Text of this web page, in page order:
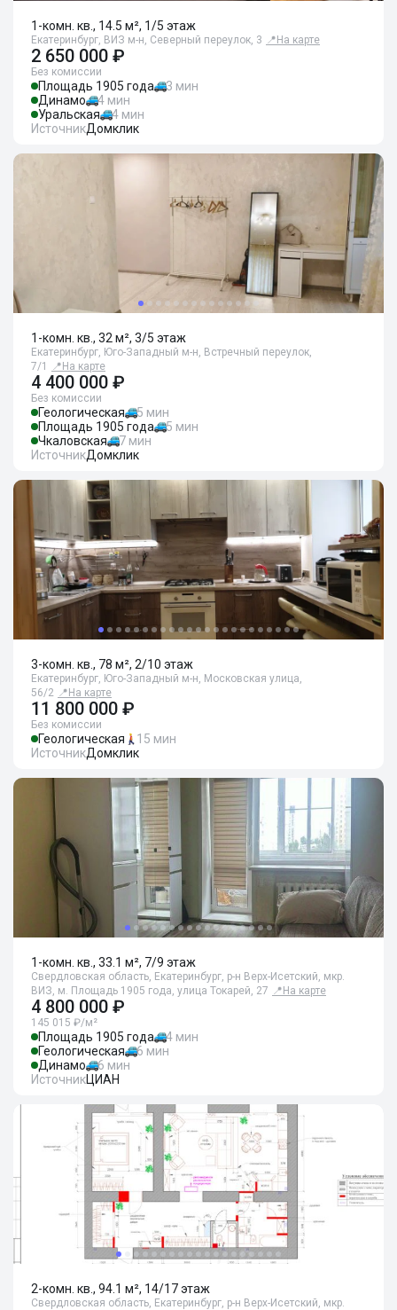
1-комн. кв., 14.5 м², 1/5 этаж
Екатеринбург, ВИЗ м-н, Северный переулок, 3 📍 На карте
2 650 000 ₽
Без комиссии
Площадь 1905 года
3 мин
Динамо
4 мин
Уральская
4 мин
ИсточникДомклик
1-комн. кв., 32 м², 3/5 этаж
Екатеринбург, Юго-Западный м-н, Встречный переулок,
7/1
📍 На карте
4 400 000 ₽
Без комиссии
Геологическая
5 мин
Площадь 1905 года
5 мин
Чкаловская
7 мин
ИсточникДомклик
3-комн. кв., 78 м², 2/10 этаж
Екатеринбург, Юго-Западный м-н, Московская улица,
56/2 📍 На карте
11 800 000 ₽
Без комиссии
Геологическая
15 мин
ИсточникДомклик
1-комн. кв., 33.1 м², 7/9 этаж
Свердловская область, Екатеринбург, р-н Верх-Исетский, мкр.
ВИЗ, м. Площадь 1905 года, улица Токарей, 27 📍 На карте
4 800 000 ₽
145 015 ₽/м²
Площадь 1905 года
4 мин
Геологическая
6 мин
Динамо
6 мин
ИсточникЦИАН
2-комн. кв., 94.1 м², 14/17 этаж
Свердловская область, Екатеринбург, р-н Верх-Исетский, мкр.